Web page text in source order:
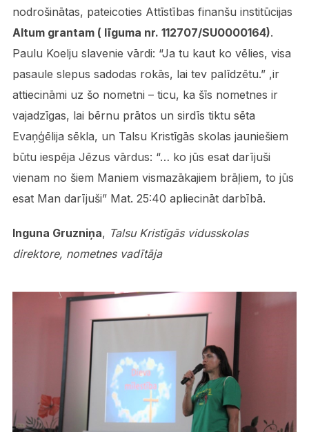
nodrošinātas, pateicoties Attīstības finanšu institūcijas
Altum grantam ( līguma nr. 112707/SU0000164).
Paulu Koelju slavenie vārdi: “Ja tu kaut ko vēlies, visa
pasaule slepus sadodas rokās, lai tev palīdzētu.” ,ir
attiecināmi uz šo nometni – ticu, ka šīs nometnes ir
vajadzīgas, lai bērnu prātos un sirdīs tiktu sēta
Evaņģēlija sēkla, un Talsu Kristīgās skolas jauniešiem
būtu iespēja Jēzus vārdus: “… ko jūs esat darījuši
vienam no šiem Maniem vismazākajiem brāļiem, to jūs
esat Man darījuši” Mat. 25:40 apliecināt darbībā.
Inguna Gruzniņa, Talsu Kristīgās vidusskolas
direktore, nometnes vadītāja